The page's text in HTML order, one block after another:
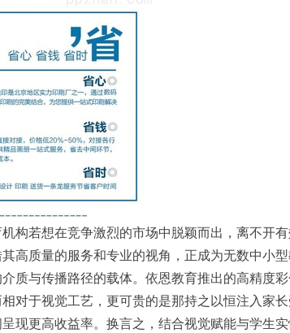
构若想在竞争激烈的市场中脱颖而出，离不开
高质量的服务和专业的视角，正成为无数中小
质与传播路径的载体。依恩教育推出的高精
对于视觉工艺，更可贵的是那持之以恒注入
现更高收益率。换言之，结合视觉赋能与学生